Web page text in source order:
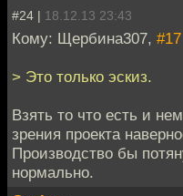
#24 | 18.12.13 23:43
Кому: Щербина307, #17
> Это только эскиз.
Взять то что есть и
зрения проекта
Производство бы
нормально.